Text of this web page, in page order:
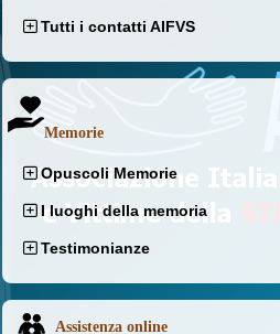
Tutti i contatti AIFVS
Memorie
Opuscoli Memorie
I luoghi della memoria
Testimonianze
Assistenza online